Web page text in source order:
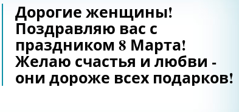
Дорогие женщины!
Поздравляю вас с
праздником 8 Марта!
Желаю счастья и любви -
они дороже всех подарков!